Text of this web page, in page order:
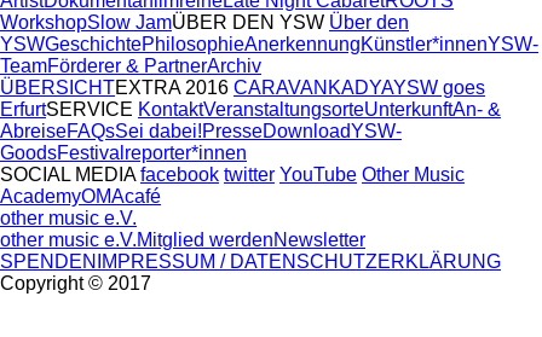
WorkshopSlow JamÜBER DEN YSW Über den
YSWGeschichtePhilosophieAnerkennungKünstler*innenYSW-
TeamFörderer & PartnerArchiv
ÜBERSICHTEXTRA 2016 CARAVAN KADYAYSW goes
ErfurtSERVICE KontaktVeranstaltungsorteUnterkunftAn- &
AbreiseFAQsSei dabei!PresseDownloadYSW-
GoodsFestivalreporter*innen
SOCIAL MEDIA facebook twitter YouTube Other Music
AcademyOMAcafé
other music e.V.
other music e.V.Mitglied werdenNewsletter
SPENDEN IMPRESSUM / DATENSCHUTZERKLÄRUNG
Copyright © 2017